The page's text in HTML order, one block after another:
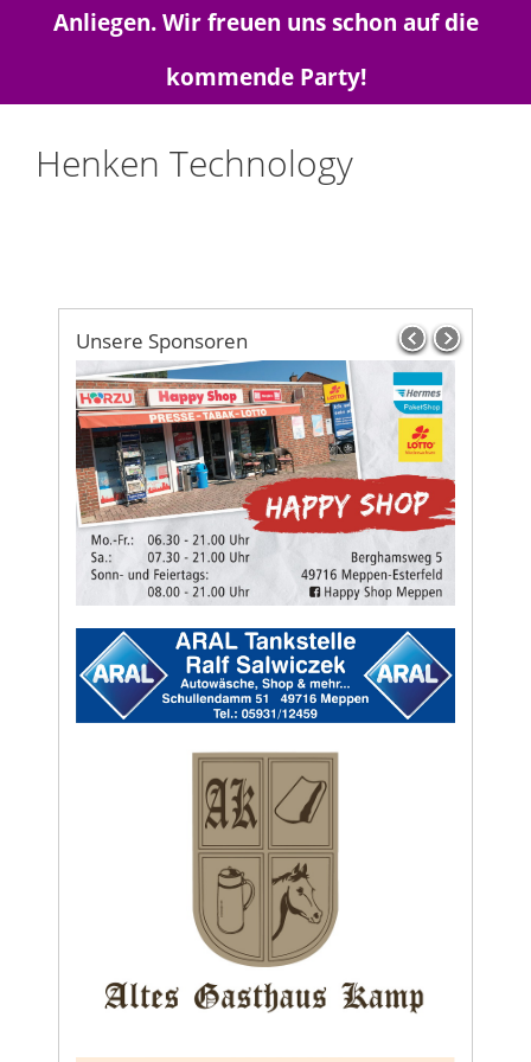
Anliegen. Wir freuen uns schon auf die
kommende Party!
Henken Technology
Unsere Sponsoren